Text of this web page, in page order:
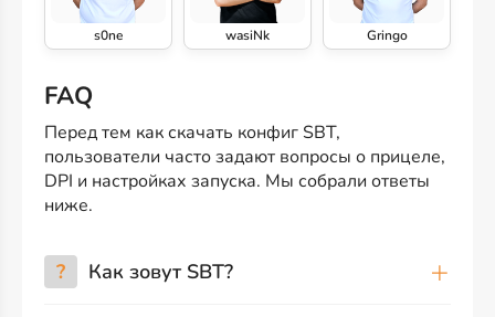
s0ne wasiNk Gringo
FAQ
Перед тем как скачать конфиг SBT,
пользователи часто задают вопросы о прицеле,
DPI и настройках запуска. Мы собрали ответы
ниже.
? Как зовут SBT?